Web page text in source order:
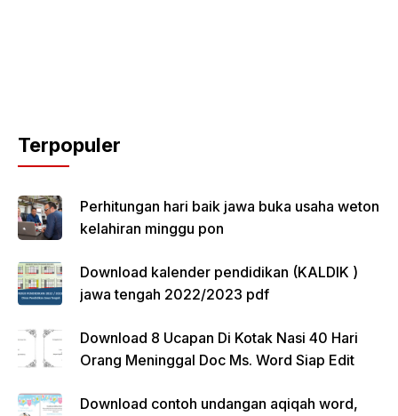
Terpopuler
Perhitungan hari baik jawa buka usaha weton
kelahiran minggu pon
Download kalender pendidikan (KALDIK )
jawa tengah 2022/2023 pdf
Download 8 Ucapan Di Kotak Nasi 40 Hari
Orang Meninggal Doc Ms. Word Siap Edit
Download contoh undangan aqiqah word,